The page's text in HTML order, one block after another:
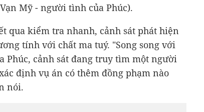
Mỹ - người tình của Phúc).
qua kiểm tra nhanh, cảnh sát phát hiện
tính với chất ma tuý. "Song song với
Phúc, cảnh sát đang truy tìm một người
định vụ án có thêm đồng phạm nào
nói.